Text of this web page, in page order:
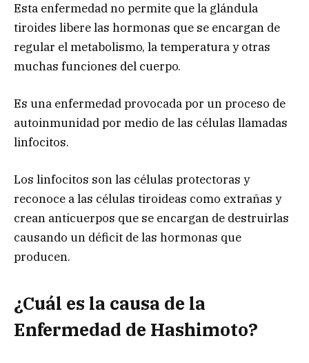
Esta enfermedad no permite que la glándula
tiroides libere las hormonas que se encargan de
regular el metabolismo, la temperatura y otras
muchas funciones del cuerpo.
Es una enfermedad provocada por un proceso de
autoinmunidad por medio de las células llamadas
linfocitos.
Los linfocitos son las células protectoras y
reconoce a las células tiroideas como extrañas y
crean anticuerpos que se encargan de destruirlas
causando un déficit de las hormonas que
producen.
¿Cuál es la causa de la
Enfermedad de Hashimoto?